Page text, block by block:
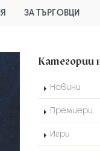
ЗА ТЪРГОВЦИ
Категории
Новини
Премиери
Игри